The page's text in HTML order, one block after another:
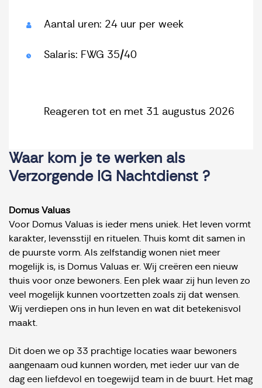
Aantal uren: 24 uur per week
Salaris: FWG 35/40
Reageren tot en met 31 augustus 2026
Waar kom je te werken als
Verzorgende IG Nachtdienst ?
Domus Valuas
Voor Domus Valuas is ieder mens uniek. Het leven vormt
karakter, levensstijl en rituelen. Thuis komt dit samen in
de puurste vorm. Als zelfstandig wonen niet meer
mogelijk is, is Domus Valuas er. Wij creëren een nieuw
thuis voor onze bewoners. Een plek waar zij hun leven zo
veel mogelijk kunnen voortzetten zoals zij dat wensen.
Wij verdiepen ons in hun leven en wat dit betekenisvol
maakt.
Dit doen we op 33 prachtige locaties waar bewoners
aangenaam oud kunnen worden, met ieder uur van de
dag een liefdevol en toegewijd team in de buurt. Het mag